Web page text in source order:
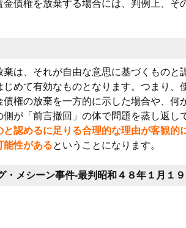
債権を放棄する場合には、判例上、そ
は、それが自由な意思に基づくものと
めて有効なものとなります。つまり、
権の放棄を一方的に示した場合や、何
が「前言撤回」の体で問題を蒸し返し
と認めるに足りる合理的な理由が客観的
能性があるということになります。
・メシーン事件‐最判昭和４８年１月１９